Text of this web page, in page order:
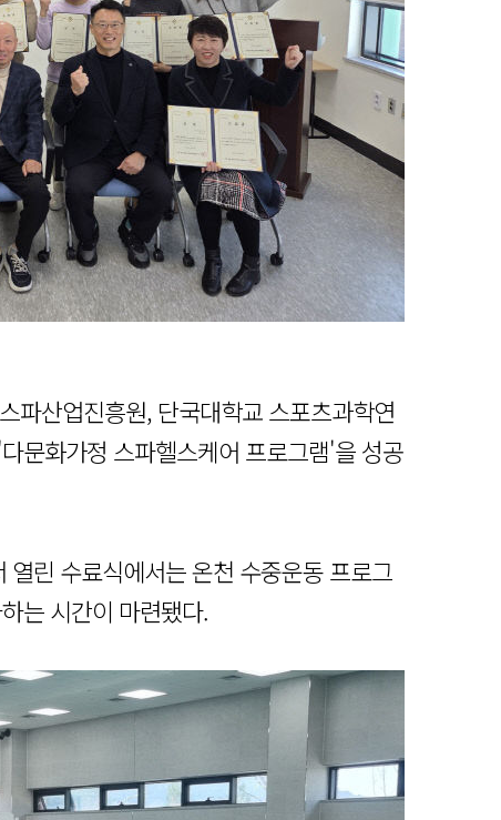
파산업진흥원, 단국대학교 스포츠과학연
문화가정 스파헬스케어 프로그램'을 성공
린 수료식에서는 온천 수중운동 프로그
는 시간이 마련됐다.